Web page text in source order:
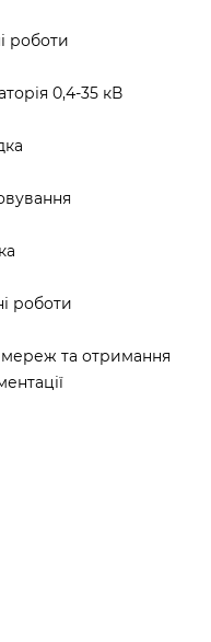
роботи
0,4-35 кВ
роботи
та отримання